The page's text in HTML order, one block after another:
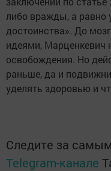
либо вражды, а равно
достоинства». До
идеями, Марценкевич
освобождения. Но
раньше, да и
уделять здоровью и
Следите за
Telegram-канале